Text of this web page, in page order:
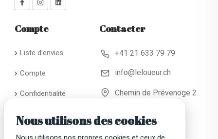
Compte
Liste d’envies
Compte
Confidentialité
générales de
location
Contacter
+41 21 633 79 79
info@leloueur.ch
Chemin de Prévenoge 2
Nous utilisons des cookies